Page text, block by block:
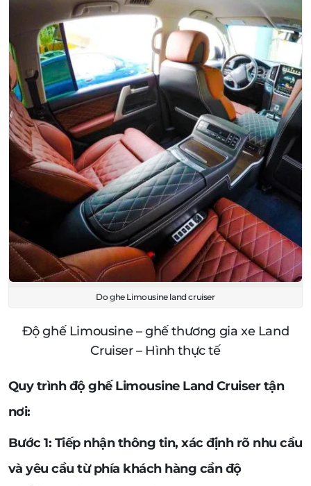
Do ghe Limousine land cruiser
Độ ghế Limousine – ghế thương gia xe Land
Cruiser – Hình thực tế
Quy trình độ ghế Limousine Land Cruiser tận
nơi:
Bước 1: Tiếp nhận thông tin, xác định rõ nhu cầu
và yêu cầu từ phía khách hàng cần độ